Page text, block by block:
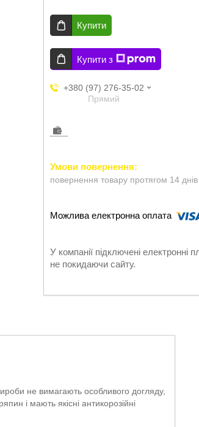
Купити
Купити з
+380 (97) 276-35-02
Прямий
повернення товару протягом 14 днів
У компанії підключені
не покидаючи сайту.
не вимагають особливого догляду,
і мають якісні антикорозійні